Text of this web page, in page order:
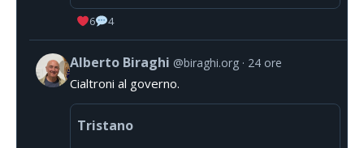
6 4
Alberto Biraghi @biraghi.org 24 ore
Cialtroni al governo.
Tristano